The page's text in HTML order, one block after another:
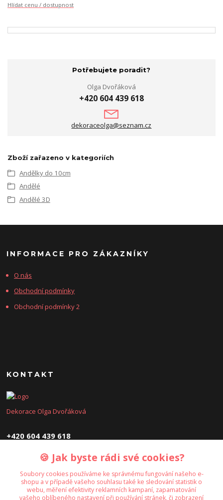
Hlídat cenu / dostupnost
Potřebujete poradit?
Olga Dvořáková
+420 604 439 618
dekoraceolga@seznam.cz
Zboží zařazeno v kategoriích
Andělky do 10cm
Andělé
Andělé 3D
INFORMACE PRO ZÁKAZNÍKY
O nás
Obchodní podmínky
Obchodní podmínky 2
KONTAKT
Dekorace Olga Dvořáková
+420 604 439 618
dekoraceolga@seznam.cz
🍪 Jak byste rádi své cookies?
Soubory cookies používáme ke správnému fungování našeho e-
shopu a v případě vašeho souhlasu také ke sledování statistik o
webu, měření efektivity reklamních kampaní, zapamatování
vašeho oblíbeného nastavení při používání stránek, či zobrazení